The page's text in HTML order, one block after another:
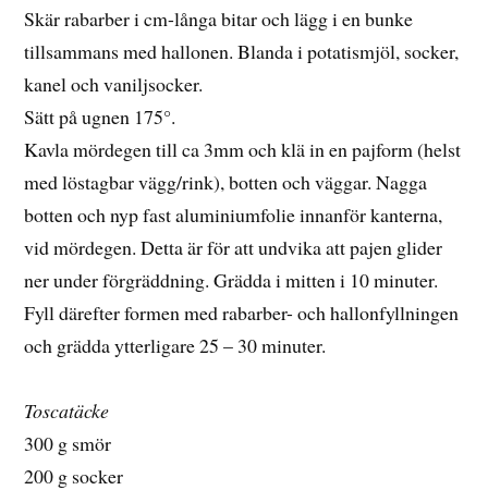
Skär rabarber i cm-långa bitar och lägg i en bunke
tillsammans med hallonen. Blanda i potatismjöl, socker,
kanel och vaniljsocker.
Sätt på ugnen 175°.
Kavla mördegen till ca 3mm och klä in en pajform (helst
med löstagbar vägg/rink), botten och väggar. Nagga
botten och nyp fast aluminiumfolie innanför kanterna,
vid mördegen. Detta är för att undvika att pajen glider
ner under förgräddning. Grädda i mitten i 10 minuter.
Fyll därefter formen med rabarber- och hallonfyllningen
och grädda ytterligare 25 – 30 minuter.
Toscatäcke
300 g smör
200 g socker